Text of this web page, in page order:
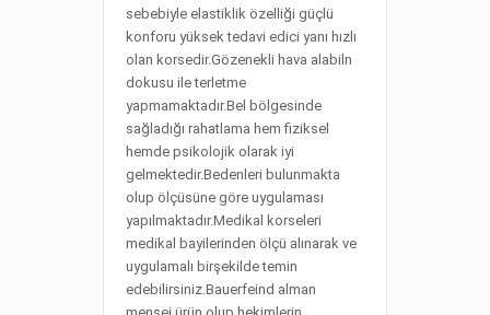
sebebiyle elastiklik özelliği güçlü
konforu yüksek tedavi edici yanı hızlı
olan korsedir.Gözenekli hava alabiln
dokusu ile terletme
yapmamaktadır.Bel bölgesinde
sağladığı rahatlama hem fiziksel
hemde psikolojik olarak iyi
gelmektedir.Bedenleri bulunmakta
olup ölçüsüne göre uygulaması
yapılmaktadır.Medikal korseleri
medikal bayilerinden ölçü alınarak ve
uygulamalı birşekilde temin
edebilirsiniz.Bauerfeind alman